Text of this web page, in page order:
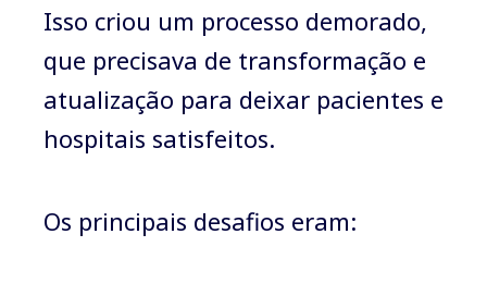
Isso criou um processo demorado,
que precisava de transformação e
atualização para deixar pacientes e
hospitais satisfeitos.
Os principais desafios eram: